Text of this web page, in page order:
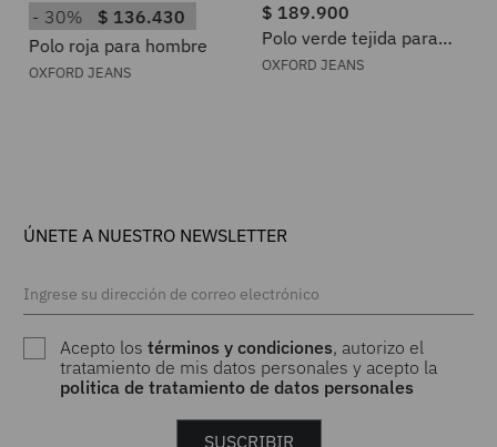
30% $ 136.430
Polo roja para hombre
OXFORD JEANS
$ 189.900
Polo verde tejida para
hombre
OXFORD JEANS
ÚNETE A NUESTRO NEWSLETTER
Acepto lostérminos y condiciones, autorizo el
tratamiento de mis datos personales y acepto la
politica de tratamiento de datos personales
SUSCRIBIR